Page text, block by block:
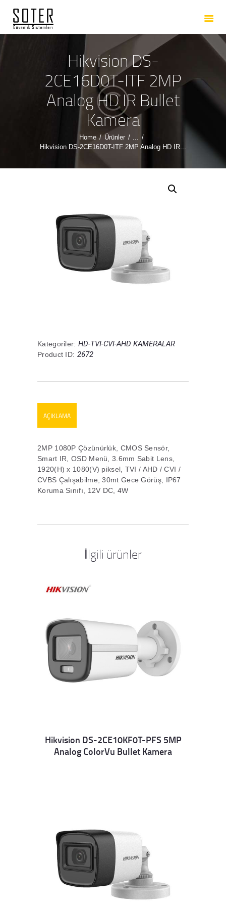
Hikvision DS-
2CE16D0T-ITF 2MP
Analog HD IR Bullet
Kamera
Home Ürünler
...
Hikvision DS-2CE16D0T-ITF 2MP Analog HD IR...
ANASAYFA
HAKKIMIZDA
HIZMETLERIMIZ
ÜRÜNLERIMIZ
REFERANSLARIMIZ
İLETIŞIM
Kategoriler: HD-TVI-CVI-AHD KAMERALAR
Product ID: 2672
AÇIKLAMA
2MP 1080P Çözünürlük, CMOS Sensör,
Smart IR, OSD Menü, 3.6mm Sabit Lens,
1920(H) x 1080(V) piksel, TVI / AHD / CVI /
CVBS Çalışabilme, 30mt Gece Görüş, IP67
Koruma Sınıfı, 12V DC, 4W
İlgili ürünler
Details
Hikvision DS-2CE10KF0T-PFS 5MP
Analog ColorVu Bullet Kamera